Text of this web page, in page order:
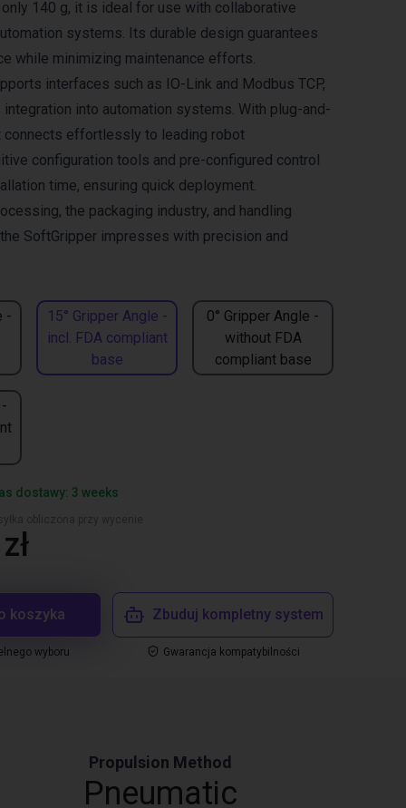
-
15° Gripper Angle -
incl. FDA compliant
base
0° Gripper Angle -
without FDA
compliant base
140 g, it is ideal for use with collaborative
systems. Its durable design guarantees
while minimizing maintenance efforts.
interfaces such as IO-Link and Modbus TCP,
into automation systems. With plug-and-
connects effortlessly to leading robot
configuration tools and pre-configured control
time, ensuring quick deployment.
the packaging industry, and handling
SoftGripper impresses with precision and
dostawy: 3 weeks
koszyka
wyboru
Zbuduj kompletny system
Gwarancja kompatybilności
Propulsion Method
Pneumatic